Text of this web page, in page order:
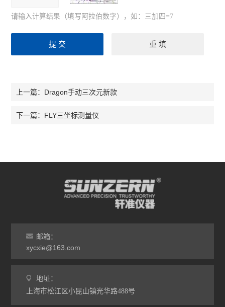
请输入计算结果（填写阿拉伯数字），如：三加四=7
上一篇： Dragon手动三次元新款
下一篇： FLY三坐标测量仪
邮箱：
xycxie@163.com
地址：
上海市松江区小昆山镇光华路488号